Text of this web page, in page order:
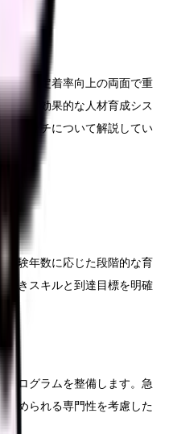
職員の定着率向上の両面で重
では、効果的な人材育成シス
プローチについて解説してい
経験年数に応じた段階的な育
べきスキルと到達目標を明確
プログラムを整備します。急
求められる専門性を考慮した